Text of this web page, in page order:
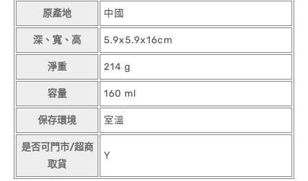
原產地 中國
深、寬、高 5.9x5.9x16cm
淨重 214 g
容量 160 ml
保存環境 室溫
是否可門市/超商
取貨
Y